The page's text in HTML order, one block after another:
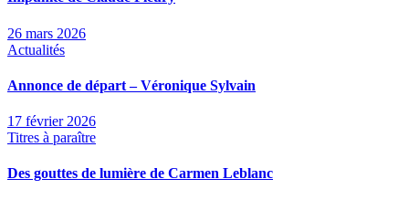
26 mars 2026
Actualités
Annonce de départ – Véronique Sylvain
17 février 2026
Titres à paraître
Des gouttes de lumière de Carmen Leblanc